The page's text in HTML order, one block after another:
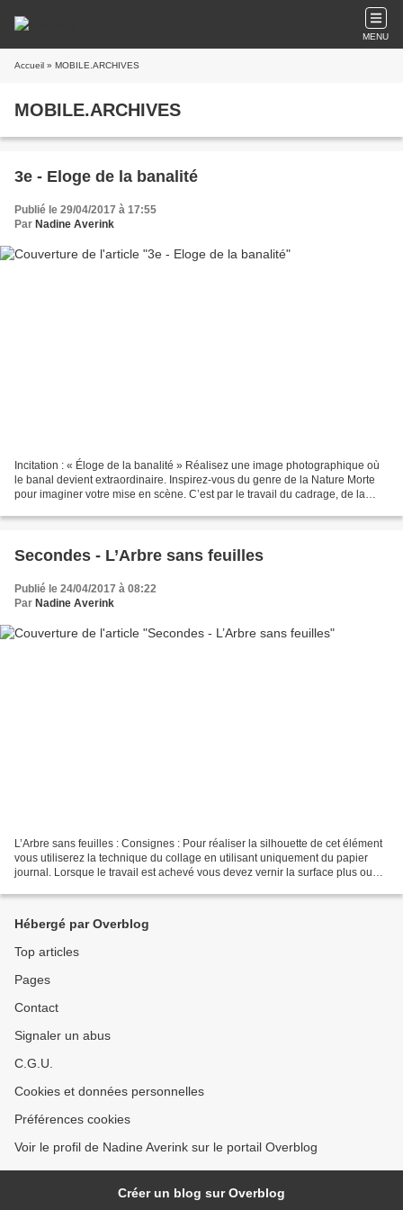
MENU
Accueil » MOBILE.ARCHIVES
MOBILE.ARCHIVES
3e - Eloge de la banalité
Publié le 29/04/2017 à 17:55
Par Nadine Averink
Incitation : « Éloge de la banalité » Réalisez une image photographique où
le banal devient extraordinaire. Inspirez-vous du genre de la Nature Morte
pour imaginer votre mise en scène. C’est par le travail du cadrage, de la
Secondes - L’Arbre sans feuilles
Publié le 24/04/2017 à 08:22
Par Nadine Averink
L’Arbre sans feuilles : Consignes : Pour réaliser la silhouette de cet élément
vous utiliserez la technique du collage en utilisant uniquement du papier
journal. Lorsque le travail est achevé vous devez vernir la surface plus ou
Hébergé par Overblog
Top articles
Pages
Contact
Signaler un abus
C.G.U.
Cookies et données personnelles
Préférences cookies
Voir le profil de Nadine Averink sur le portail Overblog
Créer un blog sur Overblog